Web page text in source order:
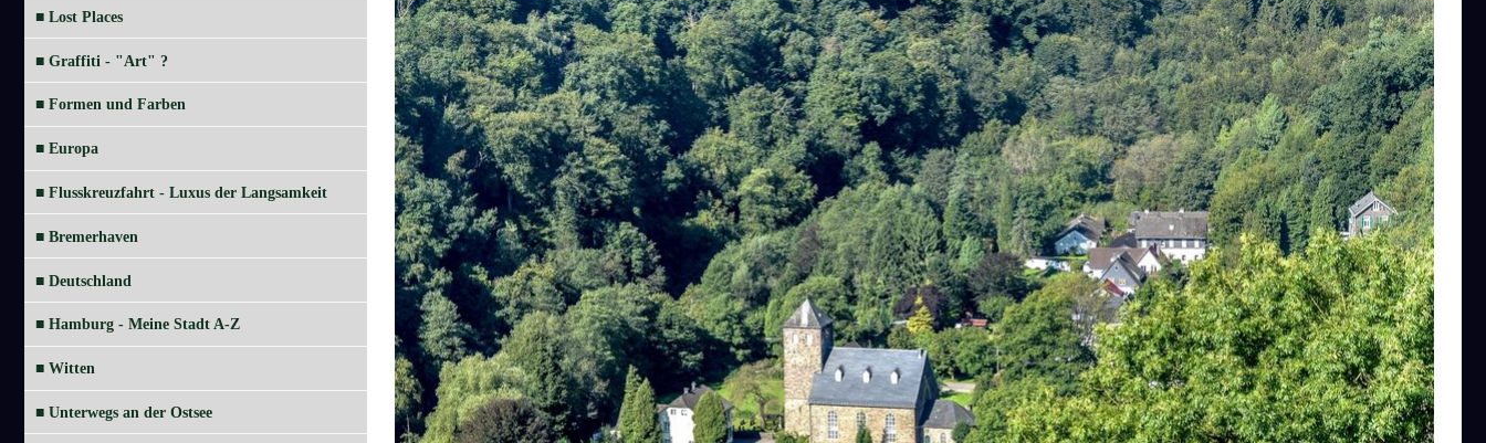
■ Lost Places
■ Graffiti - "Art" ?
■ Formen und Farben
■ Europa
■ Flusskreuzfahrt - Luxus der Langsamkeit
■ Bremerhaven
■ Deutschland
■ Hamburg - Meine Stadt A-Z
■ Witten
■ Unterwegs an der Ostsee